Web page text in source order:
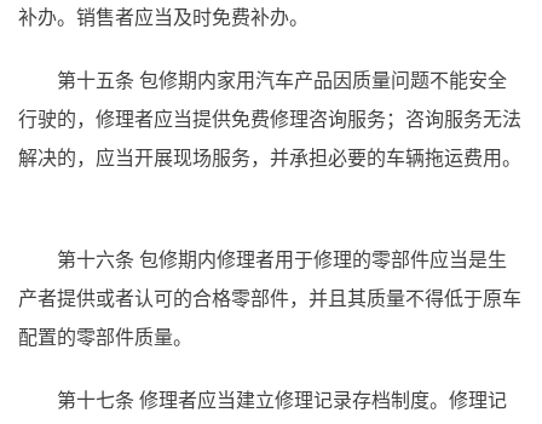
补办。销售者应当及时免费补办。
第十五条 包修期内家用汽车产品因质量问题不能安全
行驶的，修理者应当提供免费修理咨询服务；咨询服务无法
解决的，应当开展现场服务，并承担必要的车辆拖运费用。
第十六条 包修期内修理者用于修理的零部件应当是生
产者提供或者认可的合格零部件，并且其质量不得低于原车
配置的零部件质量。
第十七条 修理者应当建立修理记录存档制度。修理记